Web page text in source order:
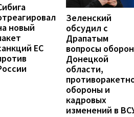
новый
ЕС
Зеленский
обсудил с
Драпатым
вопросы
Донецкой
области,
обороны и
кадровых
изменений в